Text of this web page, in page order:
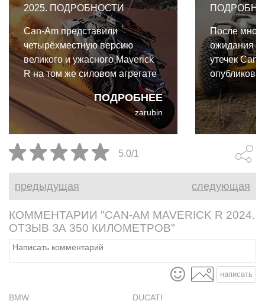
2025. ПОДРОБНОСТИ
ПОДРОБНЕЕ
Can-Am представили
четырёхместную версию
великого и ужасного Maverick
R на том же силовом агрегате
и с более длинной колёсной
базой.
zarubin
После
ожидания и
утечек Can-
Maverick R
вездехода
240лс, а
помощи
5.0/1
предыдущая следующая
КОММЕНТАРИИ "CAN-AM MAVERICK R 2024.
ОТЗЫВ ЗА 350 КИЛОМЕТРОВ"
написать
BMW
DUCATI